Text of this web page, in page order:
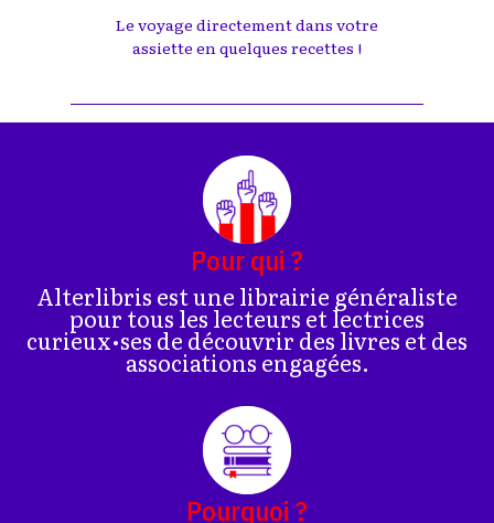
Le voyage directement dans votre
assiette en quelques recettes !
Pour qui ?
Alterlibris est une librairie généraliste
pour tous les lecteurs et lectrices
curieux•ses de découvrir des livres et des
associations engagées.
Pourquoi ?